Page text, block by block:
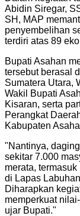
Abidin Siregar,
SH, MAP
penyembelihan
terdiri atas 89
Bupati Asahan
tersebut berasal
Sumatera Utara,
Wakil Bupati
Kisaran, serta
Perangkat
Kabupaten
"Nantinya,
sekitar 7.000
merata,
di Lapas
Diharapkan
memperkuat
ujar Bupati."